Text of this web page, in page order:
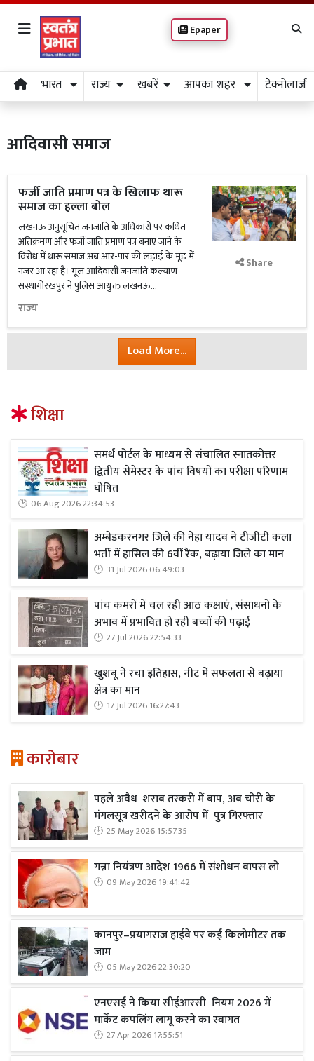
Epaper
भारत राज्य खबरें आपका शहर टेक्नोलाजी
आदिवासी समाज
फर्जी जाति प्रमाण पत्र के खिलाफ थारू
समाज का हल्ला बोल
लखनऊ अनुसूचित जनजाति के अधिकारों पर कथित
अतिक्रमण और फर्जी जाति प्रमाण पत्र बनाए जाने के
विरोध में थारू समाज अब आर-पार की लड़ाई के मूड में
नजर आ रहा है। मूल आदिवासी जनजाति कल्याण
संस्थागोरखपुर ने पुलिस आयुक्त लखनऊ...
राज्य
Share
Load More...
शिक्षा
समर्थ पोर्टल के माध्यम से संचालित स्नातकोत्तर
द्वितीय सेमेस्टर के पांच विषयों का परीक्षा परिणाम
घोषित
06 Aug 2026 22:34:53
अम्बेडकरनगर जिले की नेहा यादव ने टीजीटी कला
भर्ती में हासिल की 6वीं रैंक, बढ़ाया जिले का मान
31 Jul 2026 06:49:03
पांच कमरों में चल रही आठ कक्षाएं, संसाधनों के
अभाव में प्रभावित हो रही बच्चों की पढ़ाई
27 Jul 2026 22:54:33
खुशबू ने रचा इतिहास, नीट में सफलता से बढ़ाया
क्षेत्र का मान
17 Jul 2026 16:27:43
कारोबार
पहले अवैध शराब तस्करी में बाप, अब चोरी के
मंगलसूत्र खरीदने के आरोप में पुत्र गिरफ्तार
25 May 2026 15:57:35
गन्ना नियंत्रण आदेश 1966 में संशोधन वापस लो
09 May 2026 19:41:42
कानपुर–प्रयागराज हाईवे पर कई किलोमीटर तक
जाम
05 May 2026 22:30:20
एनएसई ने किया सीईआरसी नियम 2026 में
मार्केट कपलिंग लागू करने का स्वागत
27 Apr 2026 17:55:51